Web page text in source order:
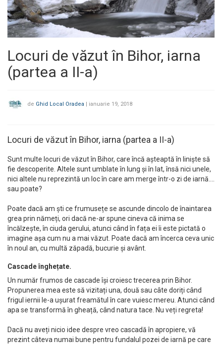
Locuri de văzut în Bihor, iarna
(partea a II-a)
de Ghid Local Oradea | ianuarie 19, 2018
Locuri de văzut în Bihor, iarna (partea a II-a)
Sunt multe locuri de văzut în Bihor, care încă așteaptă în liniște să
fie descoperite. Altele sunt umblate în lung și în lat, însă nici unele,
nici altele nu reprezintă un loc în care am merge într-o zi de iarnă….
sau poate?
Poate dacă am ști ce frumusețe se ascunde dincolo de înaintarea
grea prin nămeți, ori dacă ne-ar spune cineva că inima se
încălzește, în ciuda gerului, atunci când în fața ei îi este pictată o
imagine așa cum nu a mai văzut. Poate dacă am încerca ceva unic
în noul an, cu multă zăpadă, bucurie și avânt.
Cascade înghețate.
Un număr frumos de cascade își croiesc trecerea prin Bihor.
Propunerea mea este să vizitați una, două sau câte doriți când
frigul iernii le-a ușurat freamătul în care vuiesc mereu. Atunci când
apa se transformă în gheață, când natura tace. Nu veți regreta!
Dacă nu aveți nicio idee despre vreo cascadă în apropiere, vă
prezint câteva numai bune pentru fundalul pozei de iarnă pe care